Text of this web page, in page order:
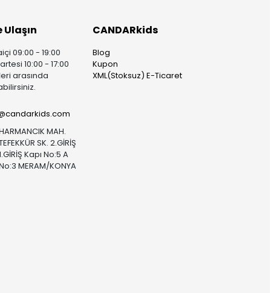
Ulaşın
09:00 - 19:00
10:00 - 17:00
arasında
MAH.
SK. 2.GİRİŞ
Kapı No:5 A
MERAM/KONYA
CANDARkids
Blog
Kupon
XML(Stoksuz) E-Ticaret